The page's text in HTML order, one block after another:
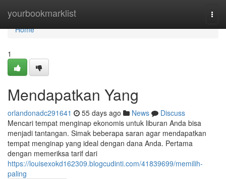
yourbookmarklist
Home
Home
1
Mendapatkan Yang
orlandonadc291641 55 days ago News
Discuss
Mencari tempat menginap ekonomis untuk liburan Anda bisa
menjadi tantangan. Simak beberapa saran agar mendapatkan
tempat menginap yang ideal dengan dana Anda. Pertama
dengan memeriksa tarif dari
https://louisexokd162309.blogcudinti.com/41839699/memilih-
paling